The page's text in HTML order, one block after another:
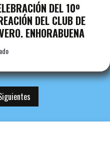
DEL 10º
DEL CLUB DE
ENHORABUENA